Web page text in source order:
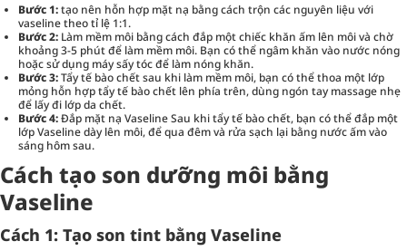
Bước 1:tạo nên hỗn hợp mặt nạ bằng cách trộn các nguyên liệu với
vaseline theo tỉ lệ 1:1.
Bước 2: Làm mềm môi bằng cách đắp một chiếc khăn ấm lên môi và chờ
khoảng 3-5 phút để làm mềm môi. Bạn có thể ngâm khăn vào nước nóng
hoặc sử dụng máy sấy tóc để làm nóng khăn.
Bước 3:Tẩy tế bào chết sau khi làm mềm môi, bạn có thể thoa một lớp
mỏng hỗn hợp tẩy tế bào chết lên phía trên, dùng ngón tay massage nhẹ
để lấy đi lớp da chết.
Bước 4:Đắp mặt nạ Vaseline Sau khi tẩy tế bào chết, bạn có thể đắp một
lớp Vaseline dày lên môi, để qua đêm và rửa sạch lại bằng nước ấm vào
sáng hôm sau.
Cách tạo son dưỡng môi bằng
Vaseline
Cách 1: Tạo son tint bằng Vaseline